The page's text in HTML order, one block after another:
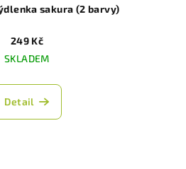
sakura (2 barvy)
249 Kč
SKLADEM
Detail